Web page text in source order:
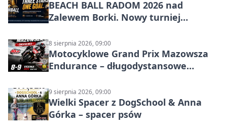
BEACH BALL RADOM 2026 nad
Zalewem Borki. Nowy turniej
8 sierpnia 2026, 09:00
Motocyklowe Grand Prix Mazowsza
Endurance – długodystansowe
9 sierpnia 2026, 09:00
Wielki Spacer z DogSchool & Anna
Górka – spacer psów